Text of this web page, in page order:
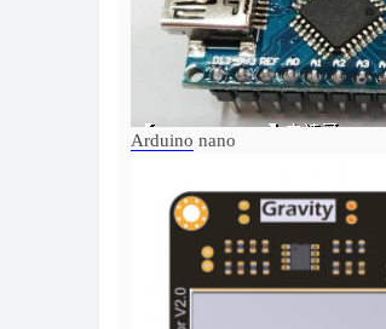
Arduino nano